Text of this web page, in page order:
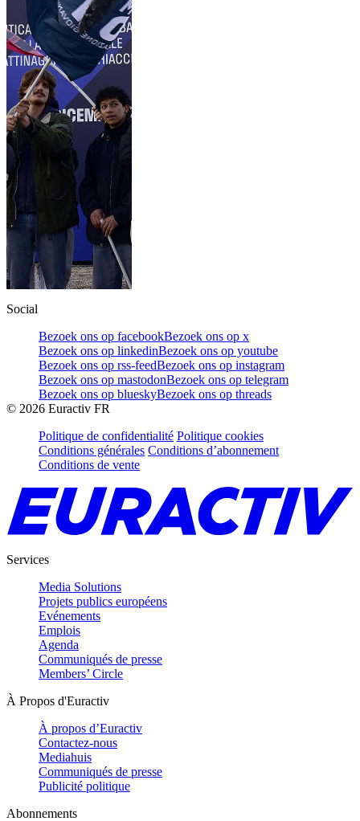
Social
Bezoek ons op facebookBezoek ons op x
Bezoek ons op linkedinBezoek ons op youtube
Bezoek ons op rss-feedBezoek ons op instagram
Bezoek ons op mastodonBezoek ons op telegram
Bezoek ons op blueskyBezoek ons op threads
© 2026 Euractiv FR
Politique de confidentialité Politique cookies
Conditions générales Conditions d’abonnement
Conditions de vente
Services
Media Solutions
Projets publics européens
Evénements
Emplois
Agenda
Communiqués de presse
Members’ Circle
À Propos d'Euractiv
À propos d’Euractiv
Contactez-nous
Mediahuis
Communiqués de presse
Publicité politique
Abonnements